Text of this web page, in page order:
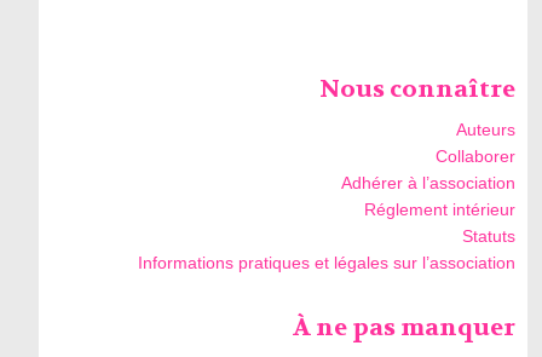
Nous connaître
Auteurs
Collaborer
Adhérer à l’association
Réglement intérieur
Statuts
Informations pratiques et légales sur l’association
À ne pas manquer